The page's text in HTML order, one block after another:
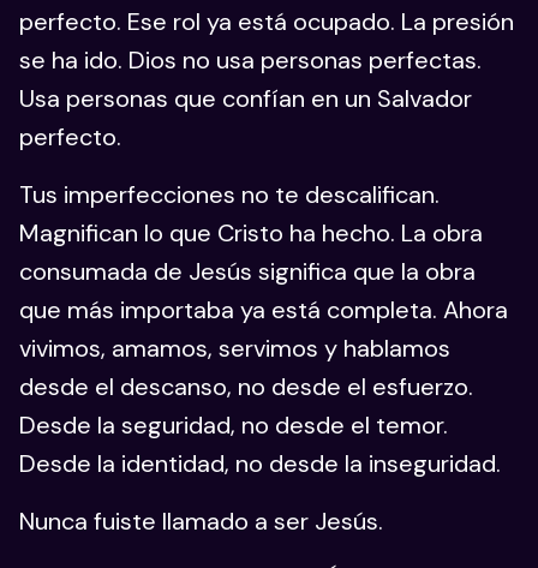
perfecto. Ese rol ya está ocupado. La presión
se ha ido. Dios no usa personas perfectas.
Usa personas que confían en un Salvador
perfecto.
Tus imperfecciones no te descalifican.
Magnifican lo que Cristo ha hecho. La obra
consumada de Jesús significa que la obra
que más importaba ya está completa. Ahora
vivimos, amamos, servimos y hablamos
desde el descanso, no desde el esfuerzo.
Desde la seguridad, no desde el temor.
Desde la identidad, no desde la inseguridad.
Nunca fuiste llamado a ser Jesús.